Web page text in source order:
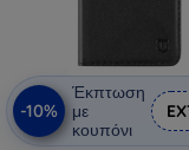
-10%
Έκπτωση
με
κουπόνι